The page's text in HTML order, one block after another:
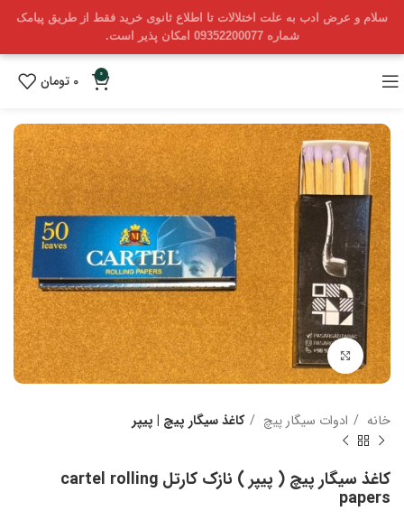
سلام و عرض ادب به علت اختلالات تا اطلاع ثانوی خرید فقط از طریق پیامک
شماره 09352200077 امکان پذیر است.
0
0 تومان
بزرگنمایی تصویر
خانه ادوات سیگار پیچ کاغذ سیگار پیچ | پیپر
کاغذ سیگار پیچ ( پیپر ) نازک کارتل cartel rolling
papers